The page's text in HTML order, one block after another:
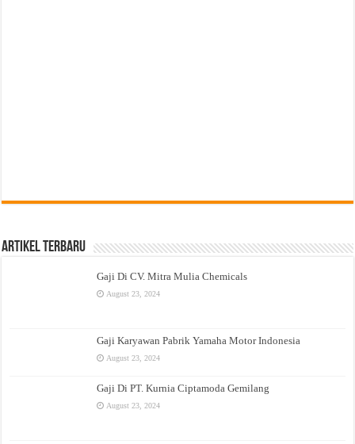
Artikel Terbaru
Gaji Di CV. Mitra Mulia Chemicals
August 23, 2024
Gaji Karyawan Pabrik Yamaha Motor Indonesia
August 23, 2024
Gaji Di PT. Kurnia Ciptamoda Gemilang
August 23, 2024